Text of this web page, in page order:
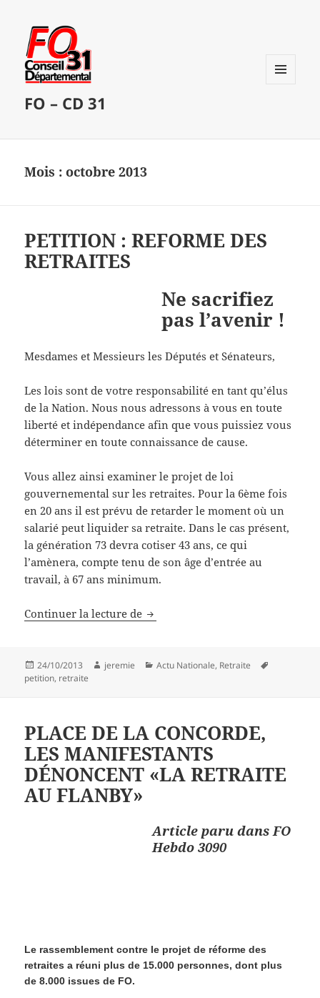
FO – CD 31
Mois :octobre 2013
PETITION : REFORME DES
RETRAITES
Ne sacrifiez
pas l’avenir !
Mesdames et Messieurs les Députés et Sénateurs,
Les lois sont de votre responsabilité en tant qu’élus
de la Nation. Nous nous adressons à vous en toute
liberté et indépendance afin que vous puissiez vous
déterminer en toute connaissance de cause.
Vous allez ainsi examiner le projet de loi
gouvernemental sur les retraites. Pour la 6ème fois
en 20 ans il est prévu de retarder le moment où un
salarié peut liquider sa retraite. Dans le cas présent,
la génération 73 devra cotiser 43 ans, ce qui
l’amènera, compte tenu de son âge d’entrée au
travail, à 67 ans minimum.
Continuer la lecture de PETITION : REFORME DES
Publié
le
24/10/2013 Auteur
jeremie Catégories
Actu Nationale, Retraite
petition, retraite
PLACE DE LA CONCORDE,
LES MANIFESTANTS
DÉNONCENT «LA RETRAITE
AU FLANBY»
Article paru dans FO
Hebdo 3090
Le rassemblement contre le projet de réforme des
retraites a réuni plus de 15.000 personnes, dont plus
de 8.000 issues de FO.